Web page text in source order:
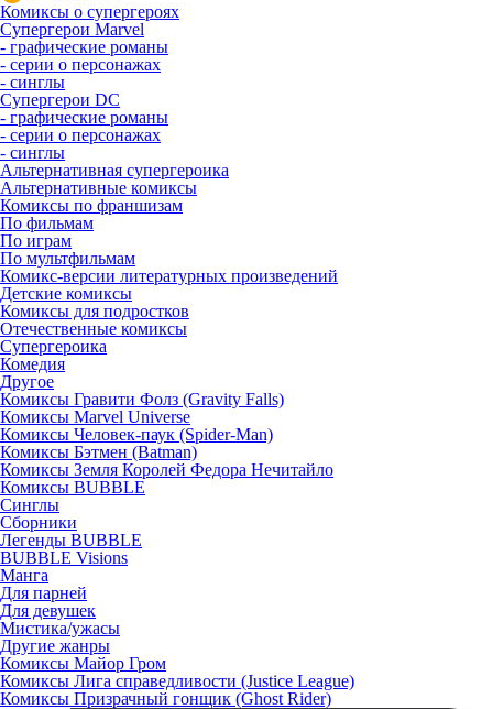
Комиксы о супергероях
Супергерои Marvel
- графические романы
- серии о персонажах
- синглы
Супергерои DC
- графические романы
- серии о персонажах
- синглы
Альтернативная супергероика
Альтернативные комиксы
Комиксы по франшизам
По фильмам
По играм
По мультфильмам
Комикс-версии литературных произведений
Детские комиксы
Комиксы для подростков
Отечественные комиксы
Супергероика
Комедия
Другое
Комиксы Гравити Фолз (Gravity Falls)
Комиксы Marvel Universe
Комиксы Человек-паук (Spider-Man)
Комиксы Бэтмен (Batman)
Комиксы Земля Королей Федора Нечитайло
Комиксы BUBBLE
Синглы
Сборники
Легенды BUBBLE
BUBBLE Visions
Манга
Для парней
Для девушек
Мистика/ужасы
Другие жанры
Комиксы Майор Гром
Комиксы Лига справедливости (Justice League)
Комиксы Призрачный гонщик (Ghost Rider)